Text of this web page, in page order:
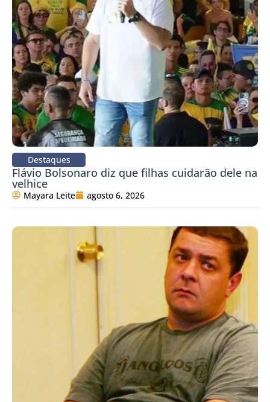
Destaques
Flávio Bolsonaro diz que filhas cuidarão dele na
velhice
Mayara Leite agosto 6, 2026